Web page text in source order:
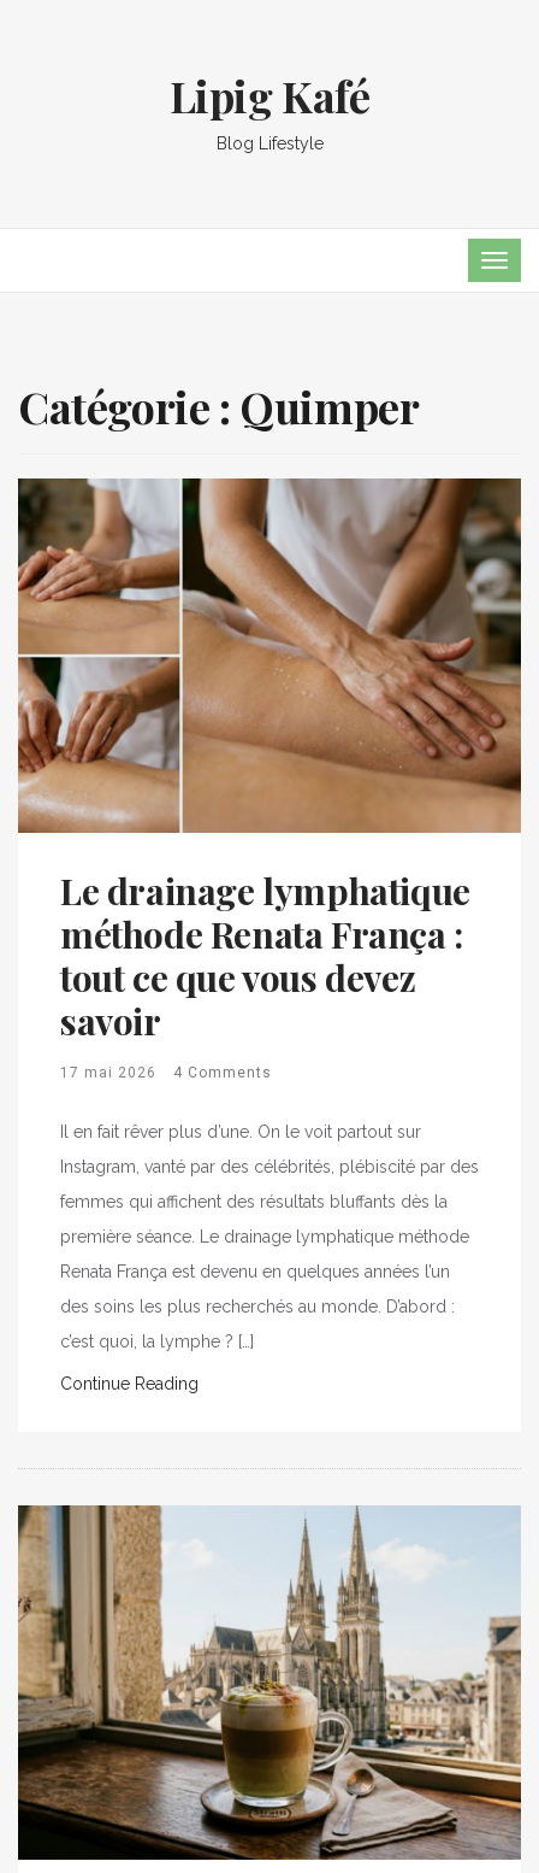
Lipig Kafé
Blog Lifestyle
Catégorie : Quimper
Le drainage lymphatique
méthode Renata França :
tout ce que vous devez
savoir
17 mai 2026 4 Comments
Il en fait rêver plus d’une. On le voit partout sur
Instagram, vanté par des célébrités, plébiscité par des
femmes qui affichent des résultats bluffants dès la
première séance. Le drainage lymphatique méthode
Renata França est devenu en quelques années l’un
des soins les plus recherchés au monde. D’abord :
c’est quoi, la lymphe ? […]
Continue Reading